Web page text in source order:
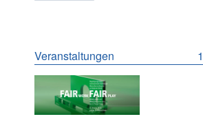
Veranstaltungen